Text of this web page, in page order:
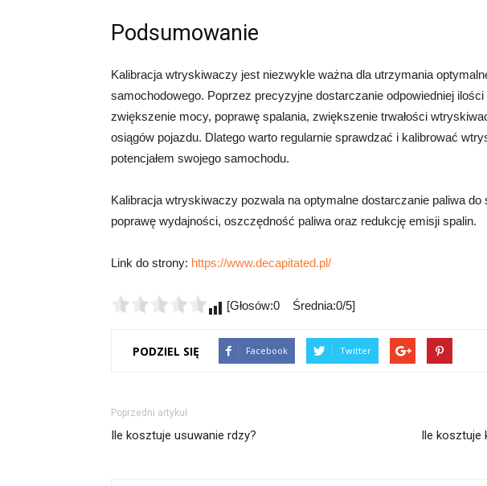
Podsumowanie
Kalibracja wtryskiwaczy jest niezwykle ważna dla utrzymania
samochodowego. Poprzez precyzyjne dostarczanie odpowiedniej
zwiększenie mocy, poprawę spalania, zwiększenie trwałości
osiągów pojazdu. Dlatego warto regularnie sprawdzać i kalibrować
potencjałem swojego samochodu.
Kalibracja wtryskiwaczy pozwala na optymalne dostarczanie paliwa do
poprawę wydajności, oszczędność paliwa oraz redukcję emisji spalin.
Link do strony: https://www.decapitated.pl/
[Głosów:0 Średnia:0/5]
PODZIEL SIĘ Facebook Twitter
Poprzedni artykuł
Ile kosztuje usuwanie rdzy? Ile kosztuje